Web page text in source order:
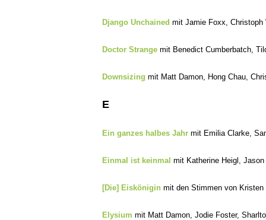
Django Unchained mit Jamie Foxx, Christoph
Doctor Strange mit Benedict Cumberbatch,
Downsizing mit Matt Damon, Hong Chau,
E
Ein ganzes halbes Jahr mit Emilia Clarke,
Einmal ist keinmal mit Katherine Heigl, Jason
[Die] Eiskönigin mit den Stimmen von
Elysium mit Matt Damon, Jodie Foster,